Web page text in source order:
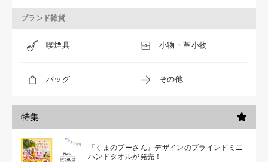
ブランド雑貨
喫煙具 小物・革小物
バッグ その他
特集
『くまのプーさん』デザインのブラインドミニ
ハンドタオルが発売！